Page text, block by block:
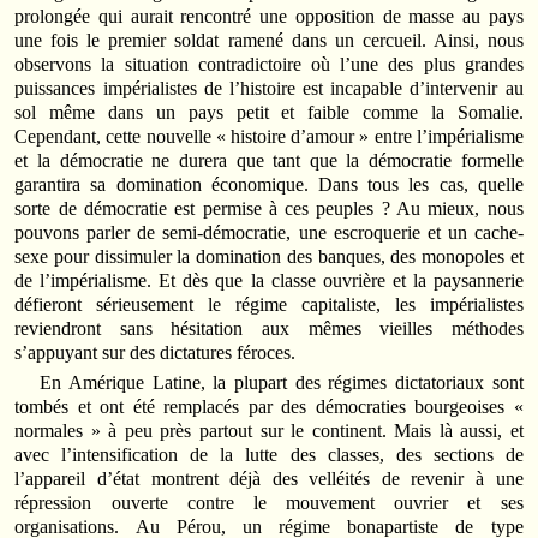
prolongée qui aurait rencontré une opposition de masse au pays
une fois le premier soldat ramené dans un cercueil. Ainsi, nous
observons la situation contradictoire où l’une des plus grandes
puissances impérialistes de l’histoire est incapable d’intervenir au
sol même dans un pays petit et faible comme la Somalie.
Cependant, cette nouvelle « histoire d’amour » entre l’impérialisme
et la démocratie ne durera que tant que la démocratie formelle
garantira sa domination économique. Dans tous les cas, quelle
sorte de démocratie est permise à ces peuples ? Au mieux, nous
pouvons parler de semi-démocratie, une escroquerie et un cache-
sexe pour dissimuler la domination des banques, des monopoles et
de l’impérialisme. Et dès que la classe ouvrière et la paysannerie
défieront sérieusement le régime capitaliste, les impérialistes
reviendront sans hésitation aux mêmes vieilles méthodes
s’appuyant sur des dictatures féroces.
En Amérique Latine, la plupart des régimes dictatoriaux sont
tombés et ont été remplacés par des démocraties bourgeoises «
normales » à peu près partout sur le continent. Mais là aussi, et
avec l’intensification de la lutte des classes, des sections de
l’appareil d’état montrent déjà des velléités de revenir à une
répression ouverte contre le mouvement ouvrier et ses
organisations. Au Pérou, un régime bonapartiste de type